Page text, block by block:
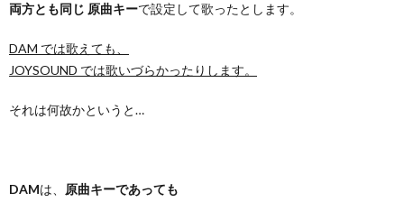
両方とも同じ 原曲キーで設定して歌ったとします。
DAM では歌えても、
JOYSOUND では歌いづらかったりします。
それは何故かというと…
DAMは、 原曲キーであっても